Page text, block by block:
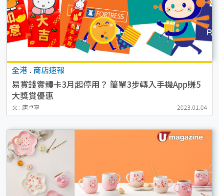
全港 . 商店速報
易賞錢實體卡3月起停用？ 簡單3步轉入手機App賺5
大獎賞優惠
文 : 唐卓寧 2023.01.04